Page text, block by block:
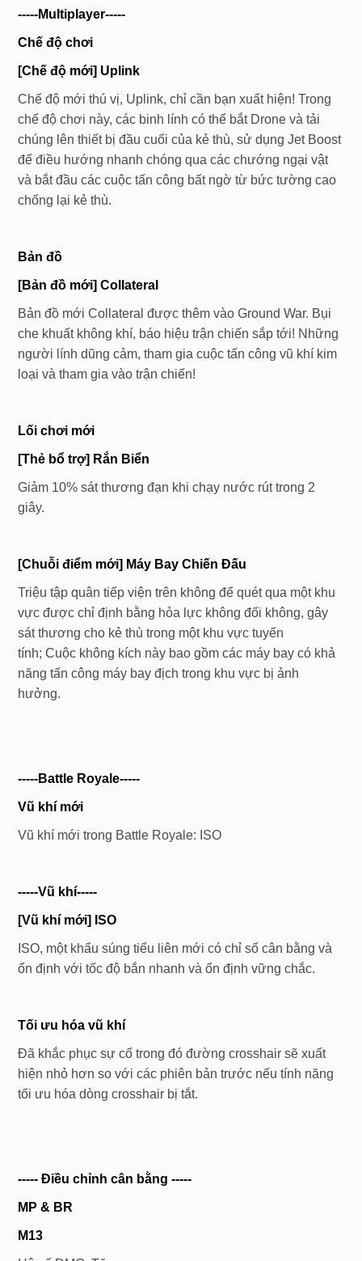
-----Multiplayer-----
Chế độ chơi
[Chế độ mới] Uplink
Chế độ mới thú vị, Uplink, chỉ cần bạn xuất hiện! Trong
chế độ chơi này, các binh lính có thể bắt Drone và tải
chúng lên thiết bị đầu cuối của kẻ thù, sử dụng Jet Boost
để điều hướng nhanh chóng qua các chướng ngại vật
và bắt đầu các cuộc tấn công bất ngờ từ bức tường cao
chống lại kẻ thù.
Bản đồ
[Bản đồ mới] Collateral
Bản đồ mới Collateral được thêm vào Ground War. Bụi
che khuất không khí, báo hiệu trận chiến sắp tới! Những
người lính dũng cảm, tham gia cuộc tấn công vũ khí kim
loại và tham gia vào trận chiến!
Lối chơi mới
[Thẻ bổ trợ] Rắn Biển
Giảm 10% sát thương đạn khi chạy nước rút trong 2
giây.
[Chuỗi điểm mới] Máy Bay Chiến Đấu
Triệu tập quân tiếp viện trên không để quét qua một khu
vực được chỉ định bằng hỏa lực không đối không, gây
sát thương cho kẻ thù trong một khu vực tuyến
tính; Cuộc không kích này bao gồm các máy bay có khả
năng tấn công máy bay địch trong khu vực bị ảnh
hưởng.
-----Battle Royale-----
Vũ khí mới
Vũ khí mới trong Battle Royale: ISO
-----Vũ khí-----
[Vũ khí mới] ISO
ISO, một khẩu súng tiểu liên mới có chỉ số cân bằng và
ổn định với tốc độ bắn nhanh và ổn định vững chắc.
Tối ưu hóa vũ khí
Đã khắc phục sự cố trong đó đường crosshair sẽ xuất
hiện nhỏ hơn so với các phiên bản trước nếu tính năng
tối ưu hóa dòng crosshair bị tắt.
-----Điều chỉnhcân bằng -----
MP & BR
M13